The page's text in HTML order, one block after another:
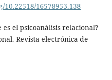
10.22518/16578953.138
es el psicoanálisis relacional?
Revista electrónica de